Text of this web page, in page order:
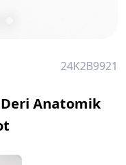
24K2B9921
Deri Anatomik